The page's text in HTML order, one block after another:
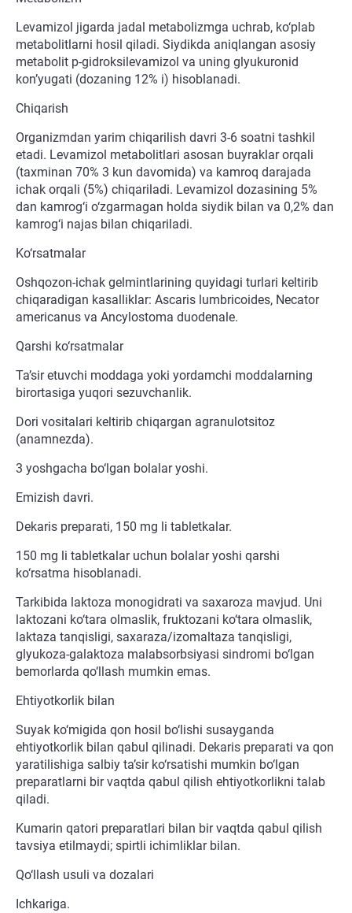
Levamizol jigarda jadal metabolizmga uchrab, ko‘plab
metabolitlarni hosil qiladi. Siydikda aniqlangan asosiy
metabolit p-gidroksilevamizol va uning glyukuronid
kon’yugati (dozaning 12% i) hisoblanadi.
Chiqarish
Organizmdan yarim chiqarilish davri 3-6 soatni tashkil
etadi. Levamizol metabolitlari asosan buyraklar orqali
(taxminan 70% 3 kun davomida) va kamroq darajada
ichak orqali (5%) chiqariladi. Levamizol dozasining 5%
dan kamrog‘i o‘zgarmagan holda siydik bilan va 0,2% dan
kamrog‘i najas bilan chiqariladi.
Ko‘rsatmalar
Oshqozon-ichak gelmintlarining quyidagi turlari keltirib
chiqaradigan kasalliklar: Ascaris lumbricoides, Necator
americanus va Ancylostoma duodenale.
Qarshi ko‘rsatmalar
Ta’sir etuvchi moddaga yoki yordamchi moddalarning
birortasiga yuqori sezuvchanlik.
Dori vositalari keltirib chiqargan agranulotsitoz
(anamnezda).
3 yoshgacha bo‘lgan bolalar yoshi.
Emizish davri.
Dekaris preparati, 150 mg li tabletkalar.
150 mg li tabletkalar uchun bolalar yoshi qarshi
ko‘rsatma hisoblanadi.
Tarkibida laktoza monogidrati va saxaroza mavjud. Uni
laktozani ko‘tara olmaslik, fruktozani ko‘tara olmaslik,
laktaza tanqisligi, saxaraza/izomaltaza tanqisligi,
glyukoza-galaktoza malabsorbsiyasi sindromi bo‘lgan
bemorlarda qo‘llash mumkin emas.
Ehtiyotkorlik bilan
Suyak ko‘migida qon hosil bo‘lishi susayganda
ehtiyotkorlik bilan qabul qilinadi. Dekaris preparati va qon
yaratilishiga salbiy ta’sir ko‘rsatishi mumkin bo‘lgan
preparatlarni bir vaqtda qabul qilish ehtiyotkorlikni talab
qiladi.
Kumarin qatori preparatlari bilan bir vaqtda qabul qilish
tavsiya etilmaydi; spirtli ichimliklar bilan.
Qo‘llash usuli va dozalari
Ichkariga.